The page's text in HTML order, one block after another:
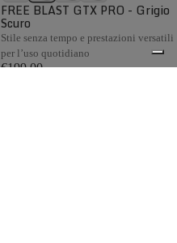
FREE BLAST GTX PRO - Grigio
Scuro
Stile senza tempo e prestazioni versatili
per l’uso quotidiano
€199,00